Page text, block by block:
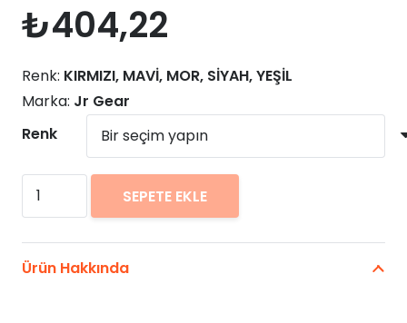
₺404,22
Renk: KIRMIZI, MAVİ, MOR, SİYAH, YEŞİL
Marka: Jr Gear
Renk
Gear
Geçirmez
SEPETE EKLE
Ürün Hakkında